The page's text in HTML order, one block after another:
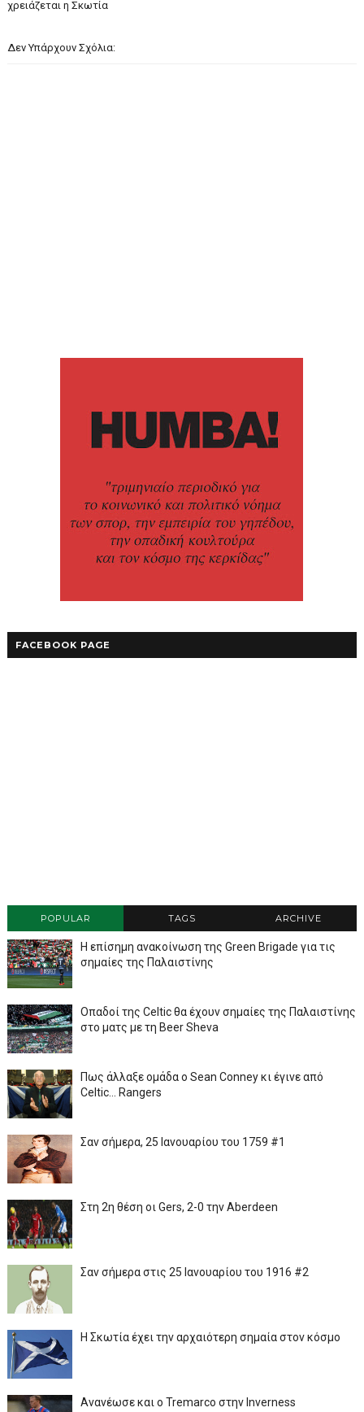
χρειάζεται η Σκωτία
Δεν Υπάρχουν Σχόλια:
FACEBOOK PAGE
POPULAR TAGS ARCHIVE
Η επίσημη ανακοίνωση της Green Brigade για τις
σημαίες της Παλαιστίνης
Οπαδοί της Celtic θα έχουν σημαίες της Παλαιστίνης
στο ματς με τη Beer Sheva
Πως άλλαξε ομάδα ο Sean Conney κι έγινε από
Celtic... Rangers
Σαν σήμερα, 25 Ιανουαρίου του 1759 #1
Στη 2η θέση οι Gers, 2-0 την Aberdeen
Σαν σήμερα στις 25 Ιανουαρίου του 1916 #2
Η Σκωτία έχει την αρχαιότερη σημαία στον κόσμο
Ανανέωσε και ο Tremarco στην Inverness